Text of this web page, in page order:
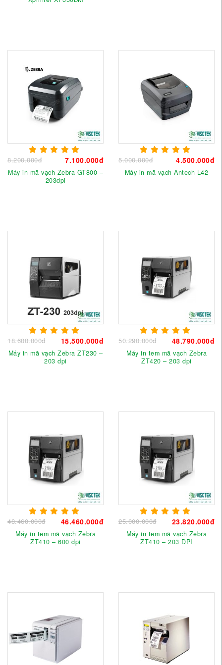
8.200.000đ 7.100.000đ
Máy in mã vạch Zebra GT800 –
203dpi
5.000.000đ 4.500.000đ
Máy in mã vạch Antech L42
18.600.000đ 15.500.000đ
Máy in mã vạch Zebra ZT230 –
203 dpi
50.290.000đ 48.790.000đ
Máy in tem mã vạch Zebra
ZT420 – 203 dpi
48.460.000đ 46.460.000đ
Máy in tem mã vạch Zebra
ZT410 – 600 dpi
25.000.000đ 23.820.000đ
Máy in tem mã vạch Zebra
ZT410 – 203 DPI